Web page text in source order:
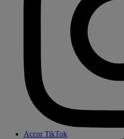
Accor TikTok